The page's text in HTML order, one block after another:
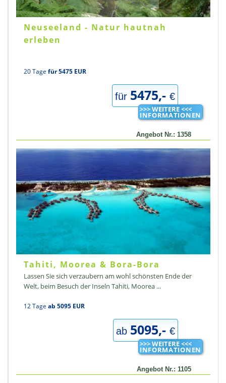
Neuseeland - Natur hautnah
erleben
20 Tage für 5475 EUR
für 5475,- €
>>> WEITERE <<<
INFORMATIONEN
Angebot Nr.: 1358
Tahiti, Moorea & Bora-Bora
Lassen Sie sich verzaubern am wohl schönsten Ende der
Welt, beim Besuch der Inseln Tahiti, Moorea ...
12 Tage ab 5095 EUR
ab 5095,- €
>>> WEITERE <<<
INFORMATIONEN
Angebot Nr.: 1105